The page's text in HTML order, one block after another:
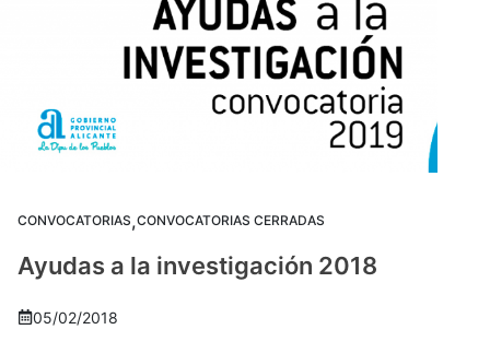
CONVOCATORIAS,CONVOCATORIAS CERRADAS
Ayudas a la investigación 2018
05/02/2018